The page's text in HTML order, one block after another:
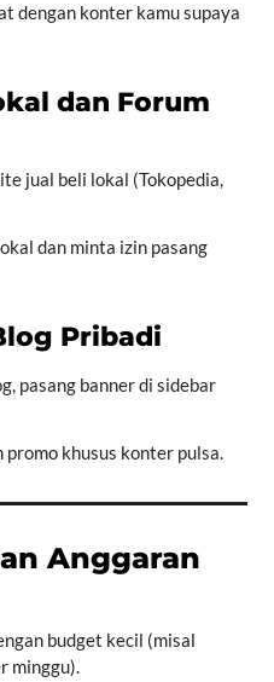
dengan konter kamu supaya
dan Forum
jual beli lokal (Tokopedia,
dan minta izin pasang
Pribadi
pasang banner di sidebar
promo khusus konter pulsa.
Anggaran
budget kecil (misal
minggu).